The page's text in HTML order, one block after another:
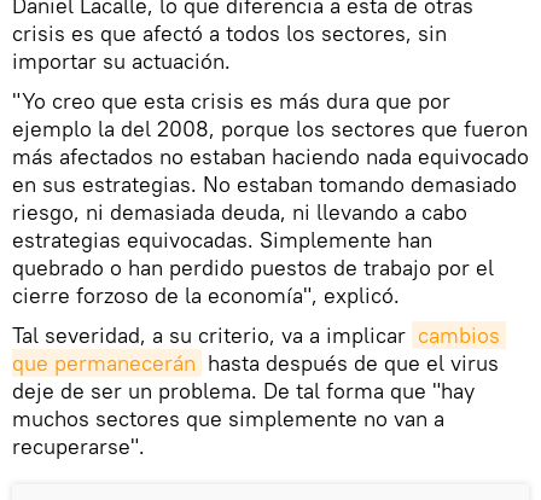
crisis es que afectó a todos los sectores, sin
importar su actuación.
"Yo creo que esta crisis es más dura que por
ejemplo la del 2008, porque los sectores que fueron
más afectados no estaban haciendo nada equivocado
en sus estrategias. No estaban tomando demasiado
riesgo, ni demasiada deuda, ni llevando a cabo
estrategias equivocadas. Simplemente han
quebrado o han perdido puestos de trabajo por el
cierre forzoso de la economía", explicó.
Tal severidad, a su criterio, va a implicar cambios
que permanecerán hasta después de que el virus
deje de ser un problema. De tal forma que "hay
muchos sectores que simplemente no van a
recuperarse".